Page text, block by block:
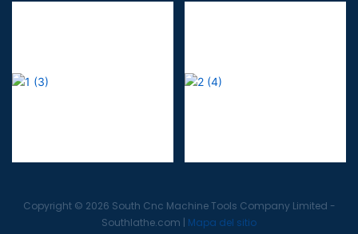
Copyright © 2026 South Cnc Machine Tools Company Limited -
Southlathe.com | Mapa del sitio